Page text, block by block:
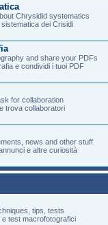
Chrysidid systematics
dei Crisidi
and share your PDFs
e condividi i tuoi PDF
for collaboration
trova collaboratori
news and other stuff
e altre curiosità
tips, tests
test macrofotografici